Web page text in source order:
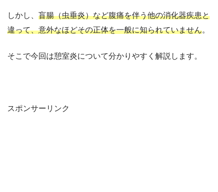
しかし、 盲腸（虫垂炎）など腹痛を伴う他の消化器疾患と
違って、意外なほどその正体を一般に知られていません。
そこで今回は憩室炎について分かりやすく解説します。
スポンサーリンク